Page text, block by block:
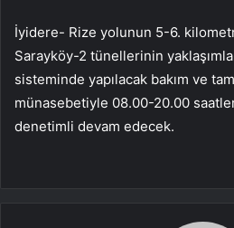
İyidere- Rize yolunun 5-6.
Sarayköy-2 tünellerinin
sisteminde yapılacak bakım ve
münasebetiyle 08.00-20.00
denetimli devam edecek.